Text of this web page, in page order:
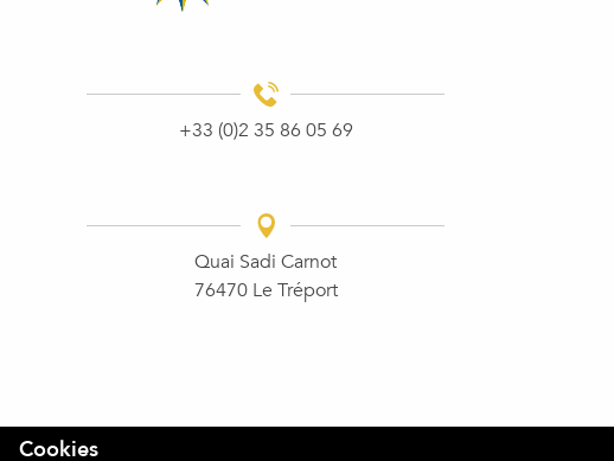
+33 (0)2 35 86 05 69
Quai Sadi Carnot
76470 Le Tréport
Cookies